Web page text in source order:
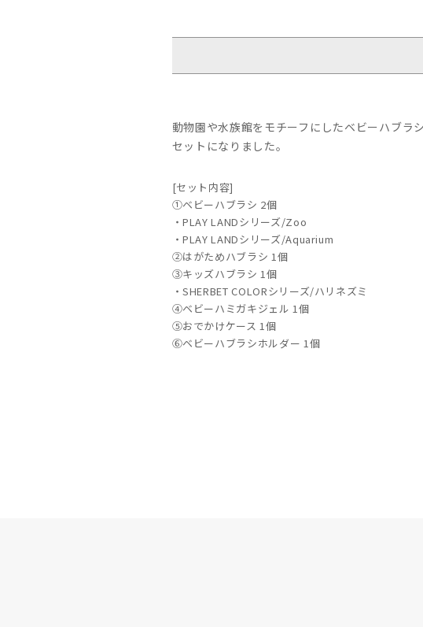
動物園や水族館をモチーフにしたベビーハブラ
セットになりました。
[セット内容]
①ベビーハブラシ 2個
・PLAY LANDシリーズ/Zoo
・PLAY LANDシリーズ/Aquarium
②はがためハブラシ 1個
③キッズハブラシ 1個
・SHERBET COLORシリーズ/ハリネズミ
④ベビーハミガキジェル 1個
⑤おでかけケース 1個
⑥ベビーハブラシホルダー 1個